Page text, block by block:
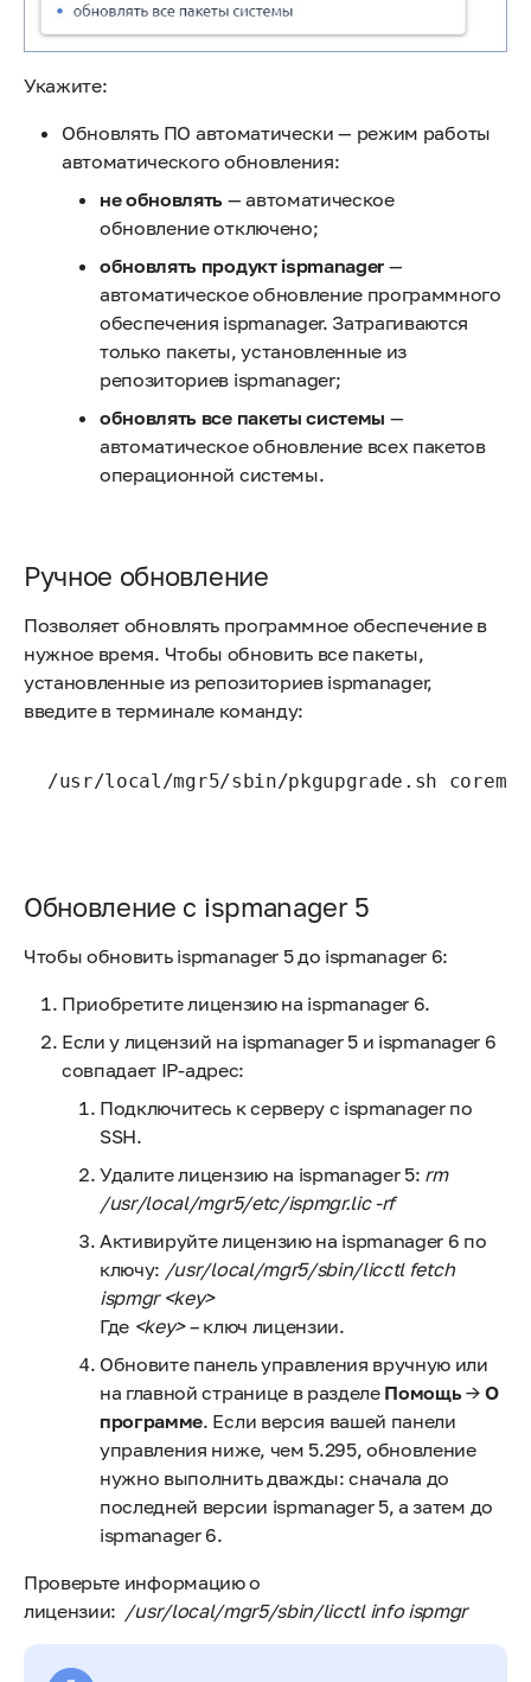
Укажите:
Обновлять ПО автоматически — режим работы
автоматического обновления:
не обновлять — автоматическое
обновление отключено;
обновлять продукт ispmanager —
автоматическое обновление программного
обеспечения ispmanager. Затрагиваются
только пакеты, установленные из
репозиториев ispmanager;
обновлять все пакеты системы —
автоматическое обновление всех пакетов
операционной системы.
Ручное обновление
Позволяет обновлять программное обеспечение в
нужное время. Чтобы обновить все пакеты,
установленные из репозиториев ispmanager,
введите в терминале команду:
/usr/local/mgr5/sbin/pkgupgrade.sh
Обновление с ispmanager 5
Чтобы обновить ispmanager 5 до ispmanager 6:
Приобретите лицензию на ispmanager 6.
Если у лицензий на ispmanager 5 и ispmanager 6
совпадает IP-адрес:
Подключитесь к серверу с ispmanager по
SSH.
Удалите лицензию на ispmanager 5: rm
/usr/local/mgr5/etc/ispmgr.lic -rf
Активируйте лицензию на ispmanager 6 по
ключу: /usr/local/mgr5/sbin/licctl fetch
ispmgr <key>
Где <key>– ключ лицензии.
Обновите панель управления вручную или
на главной странице в разделе Помощь → О
программе. Если версия вашей панели
управления ниже, чем 5.295, обновление
нужно выполнить дважды: сначала до
последней версии ispmanager 5, а затем до
ispmanager 6.
Проверьте информацию о
лицензии: /usr/local/mgr5/sbin/licctl info ispmgr